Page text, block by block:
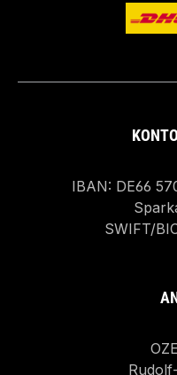
IBAN: DE66
SWIFT/